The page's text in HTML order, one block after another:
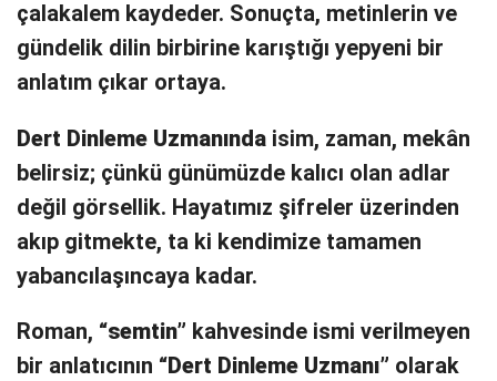
çalakalem kaydeder. Sonuçta, metinlerin ve
gündelik dilin birbirine karıştığı yepyeni bir
anlatım çıkar ortaya.
Dert Dinleme Uzmanında isim, zaman, mekân
belirsiz; çünkü günümüzde kalıcı olan adlar
değil görsellik. Hayatımız şifreler üzerinden
akıp gitmekte, ta ki kendimize tamamen
yabancılaşıncaya kadar.
Roman, “semtin” kahvesinde ismi verilmeyen
bir anlatıcının “Dert Dinleme Uzmanı” olarak